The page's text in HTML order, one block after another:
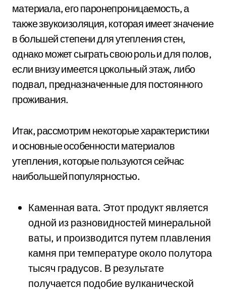
материала, его паронепроницаемость, а
также звукоизоляция, которая имеет значение
в большей степени для утепления стен,
однако может сыграть свою роль и для полов,
если внизу имеется цокольный этаж, либо
подвал, предназначенные для постоянного
проживания.
Итак, рассмотрим некоторые характеристики
и основные особенности материалов
утепления, которые пользуются сейчас
наибольшей популярностью.
Каменная вата. Этот продукт является
одной из разновидностей минеральной
ваты, и производится путем плавления
камня при температуре около полутора
тысяч градусов. В результате
получается подобие вулканической